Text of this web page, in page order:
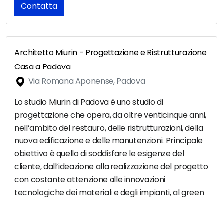
Contatta
Architetto Miurin - Progettazione e Ristrutturazione
Casa a Padova
Via Romana Aponense, Padova
Lo studio Miurin di Padova è uno studio di
progettazione che opera, da oltre venticinque anni,
nell’ambito del restauro, delle ristrutturazioni, della
nuova edificazione e delle manutenzioni. Principale
obiettivo è quello di soddisfare le esigenze del
cliente, dall’ideazione alla realizzazione del progetto
con costante attenzione alle innovazioni
tecnologiche dei materiali e degli impianti, al green